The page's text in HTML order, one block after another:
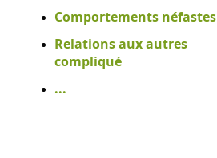
Comportements néfastes
Relations aux autres
compliqué
...